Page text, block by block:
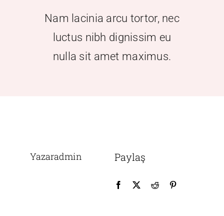
Nam lacinia arcu tortor, nec
luctus nibh dignissim eu
nulla sit amet maximus.
Yazaradmin Paylaş